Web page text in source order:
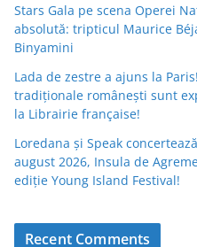
Stars Gala pe scena Operei
absolută: tripticul Maurice
Binyamini
Lada de zestre a ajuns la
tradiționale românești sunt
la Librairie française!
Loredana și Speak
august 2026, Insula de
ediție Young Island Festival!
Recent Comments